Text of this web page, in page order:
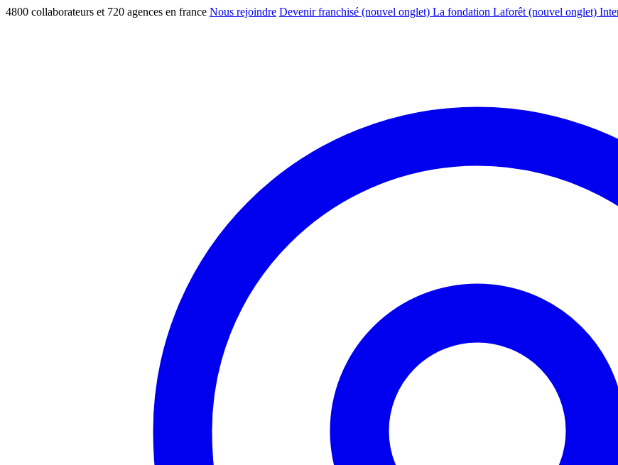
4800 collaborateurs et 720 agences en france Nous rejoindre Devenir franchisé (nouvel onglet) La fondation Laforêt (nouvel onglet)